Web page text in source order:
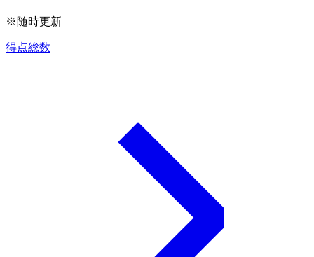
※随時更新
得点総数